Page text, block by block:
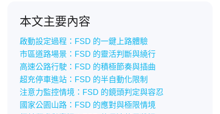
本文主要內容
啟動設定過程：FSD 的一鍵上路體驗
市區道路場景：FSD 的靈活判斷與繞行
高速公路行駛：FSD 的積極節奏與插曲
超充停車進站：FSD 的半自動化限制
注意力監控情境：FSD 的鏡頭判定與容忍
國家公園山路：FSD 的應對與極限情境